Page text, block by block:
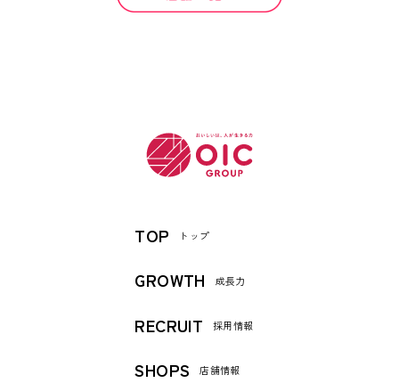
TOP トップ
GROWTH 成長力
RECRUIT 採用情報
SHOPS 店舗情報